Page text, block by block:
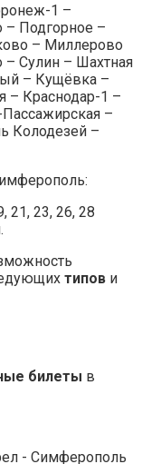
1 –
– Подгорное –
– Миллерово
Сулин – Шахтная
– Кущёвка –
– Краснодар-1 –
–
Колодезей –
21, 23, 26, 28
типов и
билеты в